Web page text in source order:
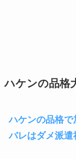
ハケンの品格
ハケンの品格で
バレはダメ派遣